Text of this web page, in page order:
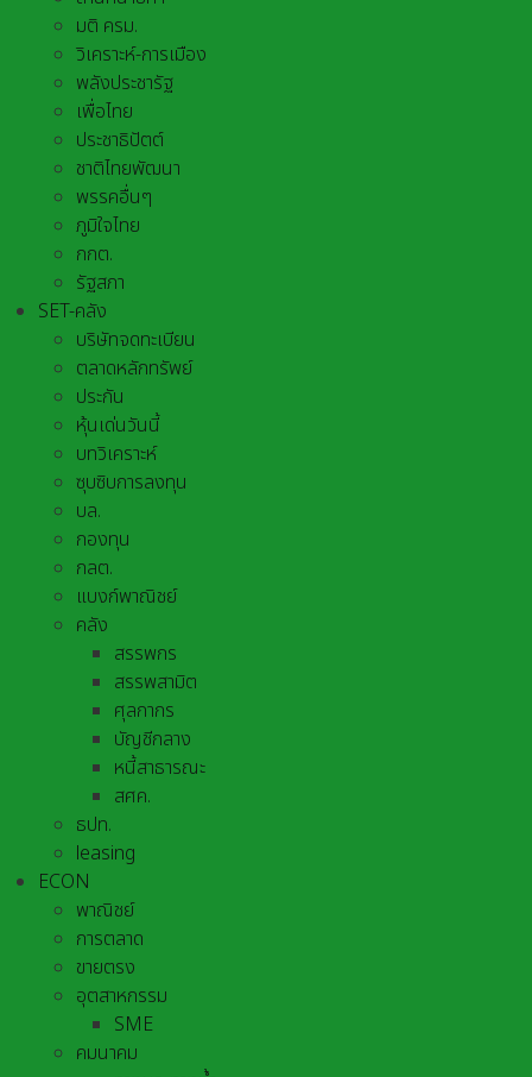
มติ ครม.
วิเคราะห์-การเมือง
พลังประชารัฐ
เพื่อไทย
ประชาธิปัตต์
ชาติไทยพัฒนา
พรรคอื่นๆ
ภูมิใจไทย
กกต.
รัฐสภา
SET-คลัง
บริษัทจดทะเบียน
ตลาดหลักทรัพย์
ประกัน
หุ้นเด่นวันนี้
บทวิเคราะห์
ซุบซิบการลงทุน
บล.
กองทุน
กลต.
แบงก์พาณิชย์
คลัง
สรรพกร
สรรพสามิต
ศุลกากร
บัญชีกลาง
หนี้สาธารณะ
สศค.
ธปท.
leasing
ECON
พาณิชย์
การตลาด
ขายตรง
อุตสาหกรรม
SME
คมนาคม